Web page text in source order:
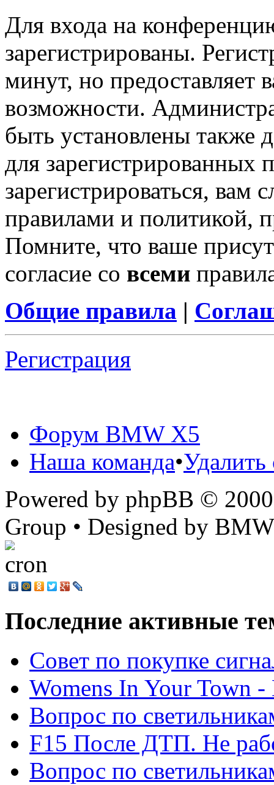
Для входа на
зарегистрированы.
минут, но предоставляет
возможности.
быть установлены также
для зарегистрированных
зарегистрироваться, вам
правилами и политикой,
Помните, что ваше
согласие со всеми
Общие правила |
Регистрация
Форум BMW X5
Наша команда•
Powered by phpBB ©
Group • Designed by
Последние активные
Cовет по покупке
Womens In Your Town
Вопрос по
F15 После ДТП. Не
Вопрос по